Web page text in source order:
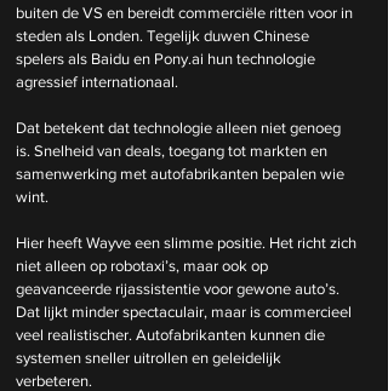
buiten de VS en bereidt commerciële ritten voor in
steden als Londen. Tegelijk duwen Chinese
spelers als Baidu en Pony.ai hun technologie
agressief internationaal.
Dat betekent dat technologie alleen niet genoeg
is. Snelheid van deals, toegang tot markten en
samenwerking met autofabrikanten bepalen wie
wint.
Hier heeft Wayve een slimme positie. Het richt zich
niet alleen op robotaxi’s, maar ook op
geavanceerde rijassistentie voor gewone auto’s.
Dat lijkt minder spectaculair, maar is commercieel
veel realistischer. Autofabrikanten kunnen die
systemen sneller uitrollen en geleidelijk
verbeteren.